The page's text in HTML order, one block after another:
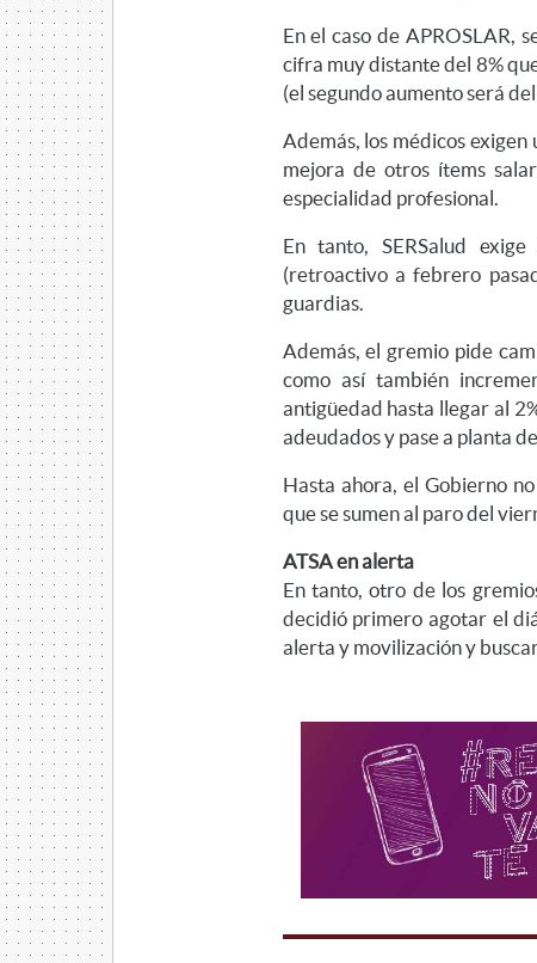
En el caso de APROSLAR,
cifra muy distante del 8%
(el segundo aumento será
Además, los médicos
mejora de otros ítems
especialidad profesional.
En tanto, SERSalud
(retroactivo a febrero
guardias.
Además, el gremio pide
como así también
antigüedad hasta llegar al
adeudados y pase a planta
Hasta ahora, el Gobierno
que se sumen al paro del
ATSA en alerta
En tanto, otro de los
decidió primero agotar el
alerta y movilización y